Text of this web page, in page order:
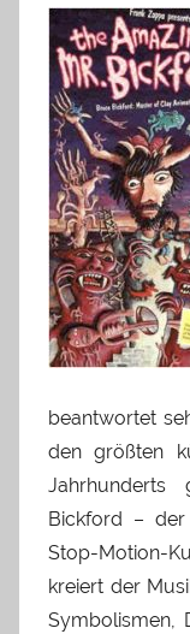
beantwortet
den größten
Bickford –
Stop-Motion-
kreiert der
Symbolismen,